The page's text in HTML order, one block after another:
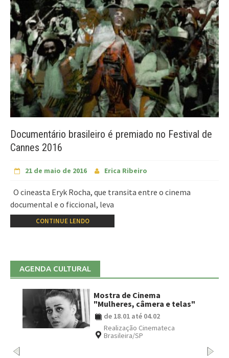
Documentário brasileiro é premiado no Festival de
Cannes 2016
21 de maio de 2016 Erica Ribeiro
O cineasta Eryk Rocha, que transita entre o cinema
documental e o ficcional, leva
CONTINUE LENDO
AGENDA CULTURAL
Mostra de Cinema
"Mulheres, câmera e telas"
de 18.01 até 04.02
Realização Cinemateca
Brasileira/SP